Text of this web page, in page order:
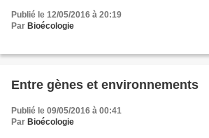
Publié le 12/05/2016 à 20:19
Par Bioécologie
Entre gènes et environnements
Publié le 09/05/2016 à 00:41
Par Bioécologie